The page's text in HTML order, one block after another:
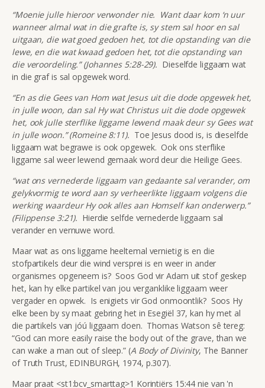
“Moenie julle hieroor verwonder nie. Want daar kom ‘n uur
wanneer almal wat in die grafte is, sy stem sal hoor en sal
uitgaan, die wat goed gedoen het, tot die opstanding van die
lewe, en die wat kwaad gedoen het, tot die opstanding van
die veroordeling.” (Johannes 5:28-29). Dieselfde liggaam wat
in die graf is sal opgewek word.
“En as die Gees van Hom wat Jesus uit die dode opgewek het,
in julle woon, dan sal Hy wat Christus uit die dode opgewek
het, ook julle sterflike liggame lewend maak deur sy Gees wat
in julle woon.” (Romeine 8:11). Toe Jesus dood is, is dieselfde
liggaam wat begrawe is ook opgewek. Ook ons sterflike
liggame sal weer lewend gemaak word deur die Heilige Gees.
“wat ons vernederde liggaam van gedaante sal verander, om
gelykvormig te word aan sy verheerlikte liggaam volgens die
werking waardeur Hy ook alles aan Homself kan onderwerp.”
(Filippense 3:21). Hierdie selfde vernederde liggaam sal
verander en vernuwe word.
Maar wat as ons liggame heeltemal vernietig is en die
stofpartikels deur die wind versprei is en weer in ander
organismes opgeneem is? Soos God vir Adam uit stof geskep
het, kan hy elke partikel van jou verganklike liggaam weer
vergader en opwek. Is enigiets vir God onmoontlik? Soos Hy
elke been by sy maat gebring het in Esegiël 37, kan hy met al
die partikels van jóú liggaam doen. Thomas Watson sê tereg:
“God can more easily raise the body out of the grave, than we
can wake a man out of sleep.” (A Body of Divinity, The Banner
of Truth Trust, EDINBURGH, 1974, p.307).
Maar praat <st1:bcv_smarttag>1 Korintiërs 15:44 nie van 'n